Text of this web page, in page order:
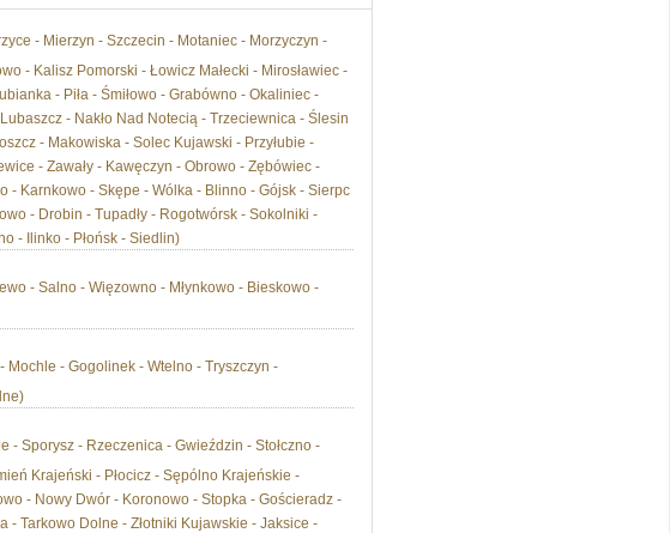
- Mierzyn - Szczecin - Motaniec - Morzyczyn -
- Kalisz Pomorski - Łowicz Małecki - Mirosławiec -
- Piła - Śmiłowo - Grabówno - Okaliniec -
- Nakło Nad Notecią - Trzeciewnica - Ślesin
- Makowiska - Solec Kujawski - Przyłubie -
- Zawały - Kawęczyn - Obrowo - Zębówiec -
- Karnkowo - Skępe - Wólka - Blinno - Gójsk - Sierpc
- Drobin - Tupadły - Rogotwórsk - Sokolniki -
- Ilinko - Płońsk - Siedlin)
- Salno - Więzowno - Młynkowo - Bieskowo -
- Gogolinek - Wtelno - Tryszczyn -
- Sporysz - Rzeczenica - Gwieździn - Stołczno -
Krajeński - Płocicz - Sępólno Krajeńskie -
- Nowy Dwór - Koronowo - Stopka - Gościeradz -
Tarkowo Dolne - Złotniki Kujawskie - Jaksice -